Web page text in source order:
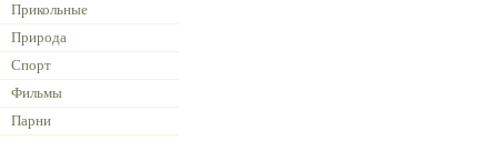
Прикольные
Природа
Спорт
Фильмы
Парни